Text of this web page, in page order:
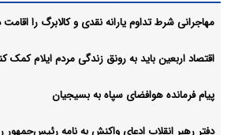
مهاجرانی شرط تداوم یارانه نقدی و کالابرگ را
اقتصاد اربعین باید به رونق زندگی مردم ایلام کمک
پیام فرمانده هوافضای سپاه به بسیجیان